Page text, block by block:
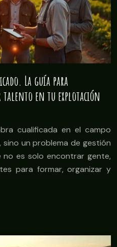
La guía para
en tu explotación
cualificada en el campo
un problema de gestión
no es solo encontrar gente,
para formar, organizar y